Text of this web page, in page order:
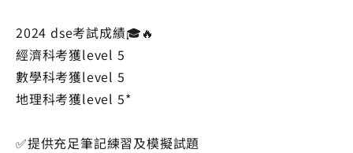
2024 dse考試成績🎓🔥
經濟科考獲level 5
數學科考獲level 5
地理科考獲level 5*
✅提供充足筆記練習及模擬試題